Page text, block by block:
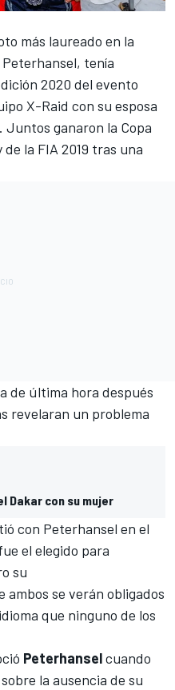
más laureado en la
, tenía
2020 del evento
X-Raid con su esposa
Juntos ganaron la Copa
la FIA 2019 tras una
de última hora después
revelaran un problema
Dakar con su mujer
con Peterhansel en el
el elegido para
su
se verán obligados
que ninguno de los
Peterhanselcuando
la ausencia de su